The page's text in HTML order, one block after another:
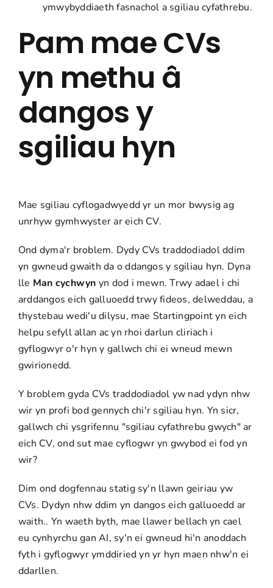
ymwybyddiaeth fasnachol a sgiliau cyfathrebu.
Pam mae CVs
yn methu â
dangos y
sgiliau hyn
Mae sgiliau cyflogadwyedd yr un mor bwysig ag
unrhyw gymhwyster ar eich CV.
Ond dyma'r broblem. Dydy CVs traddodiadol ddim
yn gwneud gwaith da o ddangos y sgiliau hyn. Dyna
lle Man cychwyn yn dod i mewn. Trwy adael i chi
arddangos eich galluoedd trwy fideos, delweddau, a
thystebau wedi'u dilysu, mae Startingpoint yn eich
helpu sefyll allan ac yn rhoi darlun cliriach i
gyflogwyr o'r hyn y gallwch chi ei wneud mewn
gwirionedd.
Y broblem gyda CVs traddodiadol yw nad ydyn nhw
wir yn profi bod gennych chi'r sgiliau hyn. Yn sicr,
gallwch chi ysgrifennu "sgiliau cyfathrebu gwych" ar
eich CV, ond sut mae cyflogwr yn gwybod ei fod yn
wir?
Dim ond dogfennau statig sy'n llawn geiriau yw
CVs. Dydyn nhw ddim yn dangos eich galluoedd ar
waith.. Yn waeth byth, mae llawer bellach yn cael
eu cynhyrchu gan AI, sy'n ei gwneud hi'n anoddach
fyth i gyflogwyr ymddiried yn yr hyn maen nhw'n ei
ddarllen.